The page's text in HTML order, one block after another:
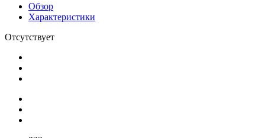
Обзор
Характеристики
Отсутствует